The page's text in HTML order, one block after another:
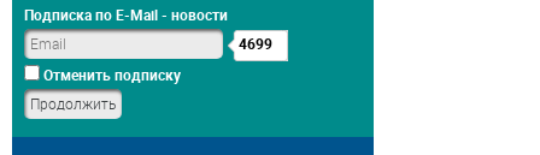
Подписка по E-Mail - новости
4699
Отменить подписку